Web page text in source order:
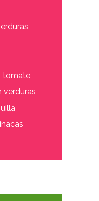
tomate
verduras